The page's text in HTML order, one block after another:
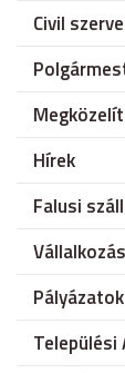
Civil
Hírek
Falusi
Pályázatok
Települési